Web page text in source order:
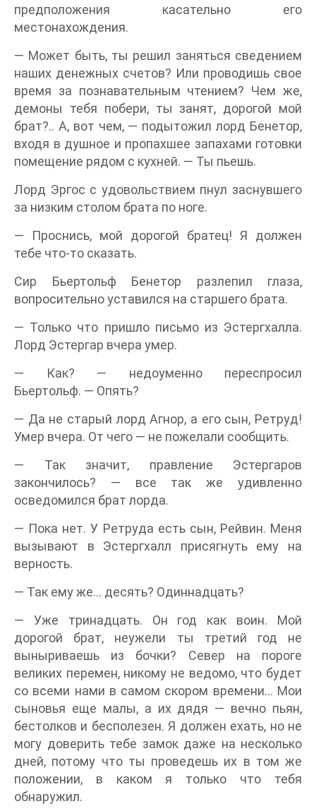
предположения касательно его
местонахождения.
— Может быть, ты решил заняться сведением
наших денежных счетов? Или проводишь свое
время за познавательным чтением? Чем же,
демоны тебя побери, ты занят, дорогой мой
брат?.. А, вот чем, — подытожил лорд Бенетор,
входя в душное и пропахшее запахами готовки
помещение рядом с кухней. — Ты пьешь.
Лорд Эргос с удовольствием пнул заснувшего
за низким столом брата по ноге.
— Проснись, мой дорогой братец! Я должен
тебе что-то сказать.
Сир Бьертольф Бенетор разлепил глаза,
вопросительно уставился на старшего брата.
— Только что пришло письмо из Эстергхалла.
Лорд Эстергар вчера умер.
— Как? — недоуменно переспросил
Бьертольф. — Опять?
— Да не старый лорд Агнор, а его сын, Ретруд!
Умер вчера. От чего — не пожелали сообщить.
— Так значит, правление Эстергаров
закончилось? — все так же удивленно
осведомился брат лорда.
— Пока нет. У Ретруда есть сын, Рейвин. Меня
вызывают в Эстергхалл присягнуть ему на
верность.
— Так ему же… десять? Одиннадцать?
— Уже тринадцать. Он год как воин. Мой
дорогой брат, неужели ты третий год не
выныриваешь из бочки? Север на пороге
великих перемен, никому не ведомо, что будет
со всеми нами в самом скором времени… Мои
сыновья еще малы, а их дядя — вечно пьян,
бестолков и бесполезен. Я должен ехать, но не
могу доверить тебе замок даже на несколько
дней, потому что ты проведешь их в том же
положении, в каком я только что тебя
обнаружил.